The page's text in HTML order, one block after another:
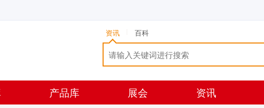
资讯 百科
产品库 展会 资讯